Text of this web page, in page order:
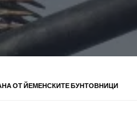
ОТ ЙЕМЕНСКИТЕ БУНТОВНИЦИ